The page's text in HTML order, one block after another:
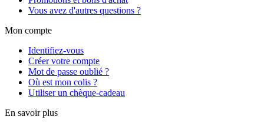
Vous avez d'autres questions ?
Mon compte
Identifiez-vous
Créer votre compte
Mot de passe oublié ?
Où est mon colis ?
Utiliser un chèque-cadeau
En savoir plus